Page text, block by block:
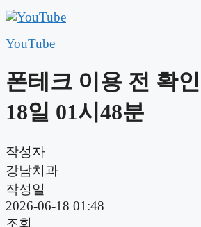
YouTube
폰테크 이용 전 확
18일 01시48분
작성자
강남치과
작성일
2026-06-18 01:48
조회